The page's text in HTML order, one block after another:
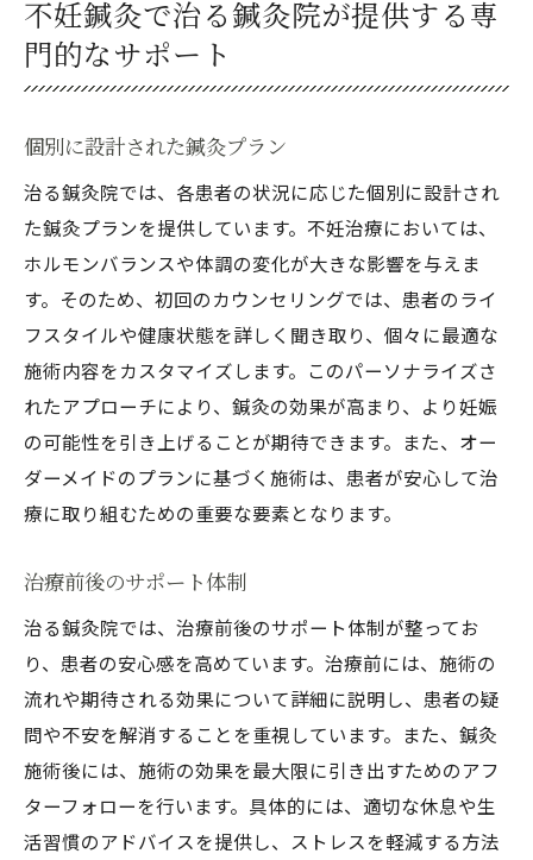
不妊鍼灸で治る鍼灸院が提供する専
門的なサポート
個別に設計された鍼灸プラン
治る鍼灸院では、各患者の状況に応じた個別に設計され
た鍼灸プランを提供しています。不妊治療においては、
ホルモンバランスや体調の変化が大きな影響を与えま
す。そのため、初回のカウンセリングでは、患者のライ
フスタイルや健康状態を詳しく聞き取り、個々に最適な
施術内容をカスタマイズします。このパーソナライズさ
れたアプローチにより、鍼灸の効果が高まり、より妊娠
の可能性を引き上げることが期待できます。また、オー
ダーメイドのプランに基づく施術は、患者が安心して治
療に取り組むための重要な要素となります。
治療前後のサポート体制
治る鍼灸院では、治療前後のサポート体制が整ってお
り、患者の安心感を高めています。治療前には、施術の
流れや期待される効果について詳細に説明し、患者の疑
問や不安を解消することを重視しています。また、鍼灸
施術後には、施術の効果を最大限に引き出すためのアフ
ターフォローを行います。具体的には、適切な休息や生
活習慣のアドバイスを提供し、ストレスを軽減する方法